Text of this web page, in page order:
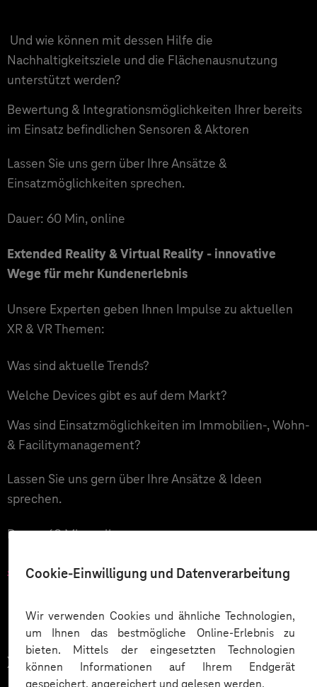
Cookie-Einwilligung und Datenverarbeitung
Wir verwenden Cookies und ähnliche Technologien,
um Ihnen das bestmögliche Online-Erlebnis zu
bieten. Mittels der eingesetzten Technologien
können Informationen auf Ihrem Endgerät
gespeichert, angereichert und gelesen werden.
Und wie können mit dessen Hilfe die
Nachhaltigkeitsziele und die Flächenausnutzung
unterstützt werden?
Bewertung & Integrationsmöglichkeiten Ihrer bereits
im Einsatz befindlichen Sensoren & Aktoren
Lassen Sie uns gern über Ihre Ansätze &
Einsatzmöglichkeiten sprechen.
Dauer: 60 Min, online
Extended Reality & Virtual Reality - innovative
Wege für mehr Kundenerlebnis
Unsere Experten geben Ihnen Impulse zu aktuellen
XR & VR Themen:
Was sind aktuelle Trends?
Welche Devices gibt es auf dem Markt?
Was sind Einsatzmöglichkeiten im Immobilien-, Wohn-
& Facilitymanagement?
Lassen Sie uns gern über Ihre Ansätze & Ideen
sprechen.
Dauer: 60 Min, online
Jetzt anfragen
XR Readiness Check